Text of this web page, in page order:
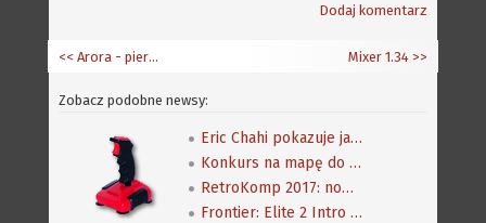
Dodaj komentarz
Mixer 1.34 >>
<< Arora - pierwszy obrazek
Zobacz podobne newsy:
Eric Chahi pokazuje jak powstała sekwencja z Another World
Konkurs na mapę do gier: Gloom i Alien Breed 3D II
RetroKomp 2017: nowe gry na Amigę
Frontier: Elite 2 Intro - The Dangerous Remake